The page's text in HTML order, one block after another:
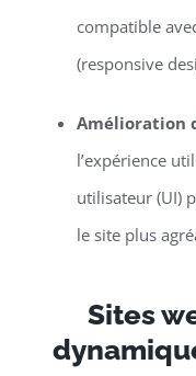
compatible
(responsive
Amélioration
l’expérience
utilisateur (UI)
le site plus
Sites